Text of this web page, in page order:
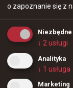
1.3K 6
+
o zapoznanie się z
Niezbędne
↓ 2usługi
Analityka
↓ 1 usługa
Marketing